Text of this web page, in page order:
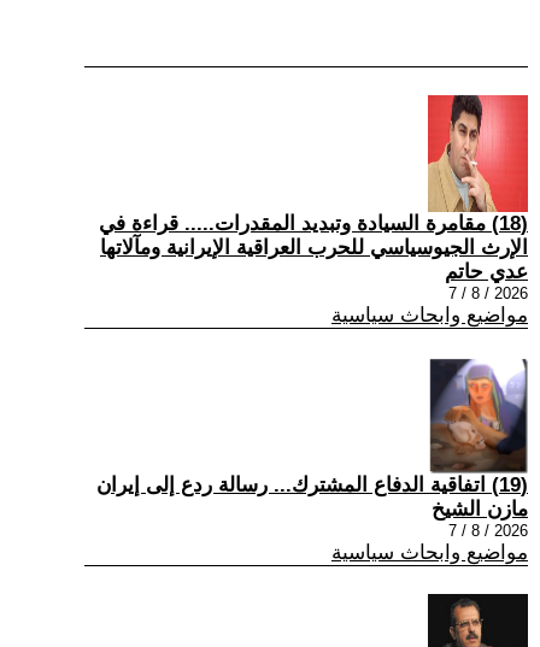
(18) مقامرة السيادة وتبديد المقدرات..... قراءة في
الإرث الجيوسياسي للحرب العراقية الإيرانية ومآلاتها
عدي حاتم
2026 / 8 / 7
مواضيع وابحاث سياسية
(19) اتفاقية الدفاع المشترك... رسالة ردع إلى إيران
مازن الشيخ
2026 / 8 / 7
مواضيع وابحاث سياسية